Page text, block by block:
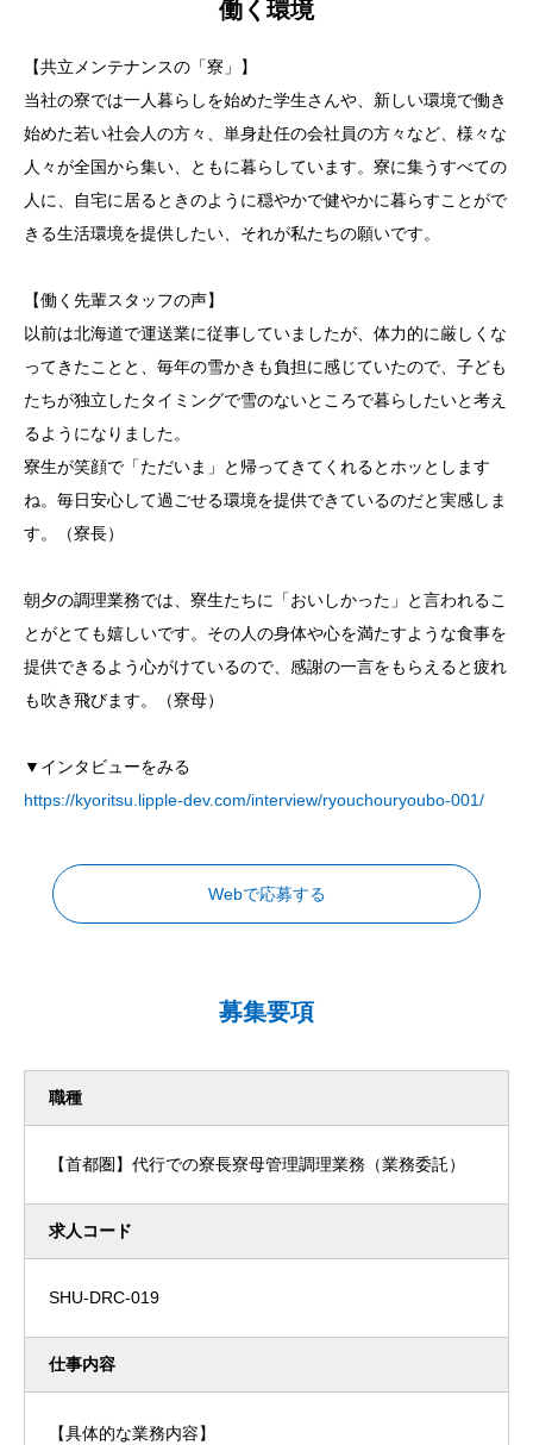
働く環境
【共立メンテナンスの「寮」】
当社の寮では一人暮らしを始めた学生さんや、新しい環境で働き
始めた若い社会人の方々、単身赴任の会社員の方々など、様々な
人々が全国から集い、ともに暮らしています。寮に集うすべての
人に、自宅に居るときのように穏やかで健やかに暮らすことがで
きる生活環境を提供したい、それが私たちの願いです。
【働く先輩スタッフの声】
以前は北海道で運送業に従事していましたが、体力的に厳しくな
ってきたことと、毎年の雪かきも負担に感じていたので、子ども
たちが独立したタイミングで雪のないところで暮らしたいと考え
るようになりました。
寮生が笑顔で「ただいま」と帰ってきてくれるとホッとします
ね。毎日安心して過ごせる環境を提供できているのだと実感しま
す。（寮長）
朝夕の調理業務では、寮生たちに「おいしかった」と言われるこ
とがとても嬉しいです。その人の身体や心を満たすような食事を
提供できるよう心がけているので、感謝の一言をもらえると疲れ
も吹き飛びます。（寮母）
▼インタビューをみる
https://kyoritsu.lipple-dev.com/interview/ryouchouryoubo-001/
Webで応募する
募集要項
職種
【首都圏】代行での寮長寮母管理調理業務（業務委託）
求人コード
SHU-DRC-019
仕事内容
【具体的な業務内容】